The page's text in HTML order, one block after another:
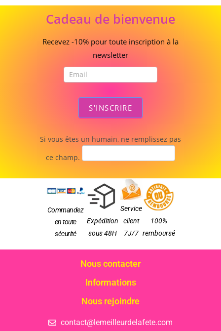
deCadeau de bienvenue
Recevez -10% pour toute inscription à la
newsletter
S'INSCRIRE
Si vous êtes un humain, ne remplissez pas
ce champ.
Commandez
en toute
sécurité
Expédition
sous 48H
Service
client
7J/7
100%
remboursé
Nous contacter
Informations
Nous rejoindre
contact@lemeilleurdelafete.com